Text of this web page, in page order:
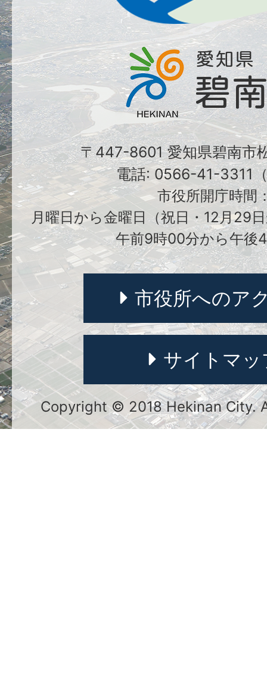
〒447-8601 愛知県碧南市
電話: 0566-41-3311
市役所開庁時間
月曜日から金曜日（祝日・12月29
午前9時00分から午後
市役所へのア
サイトマッ
Copyright © 2018 Hekinan City.